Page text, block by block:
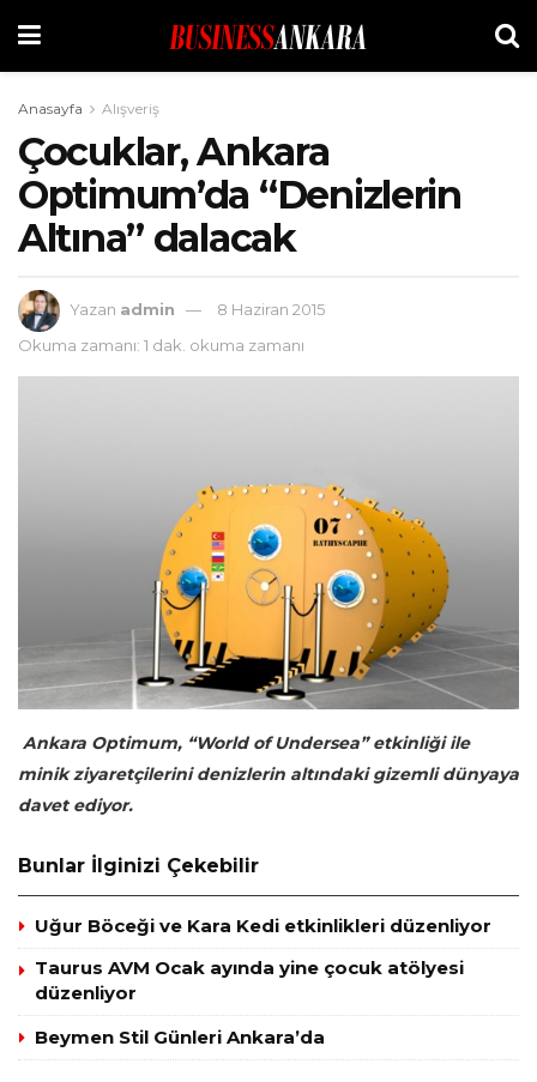
Anasayfa Alışveriş
Çocuklar, Ankara
Optimum’da “Denizlerin
Altına” dalacak
Yazan admin
8 Haziran 2015
Okuma zamanı: 1 dak. okuma zamanı
Ankara Optimum, “World of Undersea” etkinliği ile
minik ziyaretçilerini denizlerin altındaki gizemli dünyaya
davet ediyor.
Bunlar İlginizi Çekebilir
Uğur Böceği ve Kara Kedi etkinlikleri düzenliyor
Taurus AVM Ocak ayında yine çocuk atölyesi
düzenliyor
Beymen Stil Günleri Ankara’da